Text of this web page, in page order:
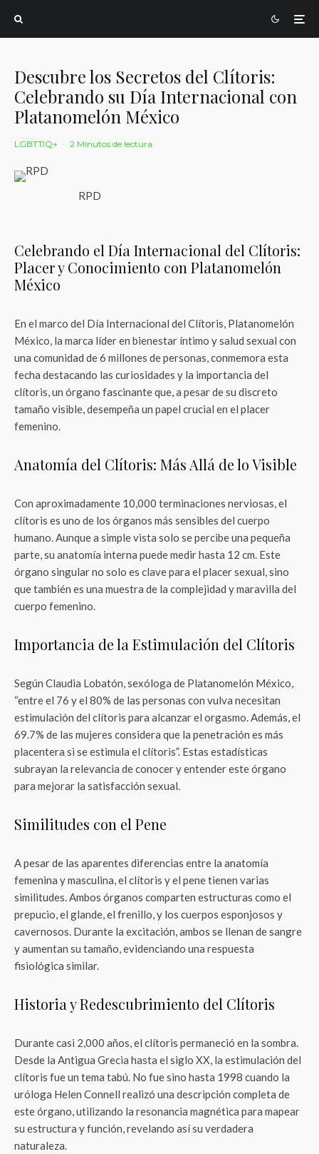
Descubre los Secretos del Clítoris:
Celebrando su Día Internacional con
Platanomelón México
LGBTTIQ+ · 2 Minutos de lectura
RPD
Celebrando el Día Internacional del Clítoris:
Placer y Conocimiento con Platanomelón
México
En el marco del Día Internacional del Clítoris, Platanomelón
México, la marca líder en bienestar íntimo y salud sexual con
una comunidad de 6 millones de personas, conmemora esta
fecha destacando las curiosidades y la importancia del
clítoris, un órgano fascinante que, a pesar de su discreto
tamaño visible, desempeña un papel crucial en el placer
femenino.
Anatomía del Clítoris: Más Allá de lo Visible
Con aproximadamente 10,000 terminaciones nerviosas, el
clítoris es uno de los órganos más sensibles del cuerpo
humano. Aunque a simple vista solo se percibe una pequeña
parte, su anatomía interna puede medir hasta 12 cm. Este
órgano singular no solo es clave para el placer sexual, sino
que también es una muestra de la complejidad y maravilla del
cuerpo femenino.
Importancia de la Estimulación del Clítoris
Según Claudia Lobatón, sexóloga de Platanomelón México,
“entre el 76 y el 80% de las personas con vulva necesitan
estimulación del clítoris para alcanzar el orgasmo. Además, el
69.7% de las mujeres considera que la penetración es más
placentera si se estimula el clítoris”. Estas estadísticas
subrayan la relevancia de conocer y entender este órgano
para mejorar la satisfacción sexual.
Similitudes con el Pene
A pesar de las aparentes diferencias entre la anatomía
femenina y masculina, el clítoris y el pene tienen varias
similitudes. Ambos órganos comparten estructuras como el
prepucio, el glande, el frenillo, y los cuerpos esponjosos y
cavernosos. Durante la excitación, ambos se llenan de sangre
y aumentan su tamaño, evidenciando una respuesta
fisiológica similar.
Historia y Redescubrimiento del Clítoris
Durante casi 2,000 años, el clítoris permaneció en la sombra.
Desde la Antigua Grecia hasta el siglo XX, la estimulación del
clítoris fue un tema tabú. No fue sino hasta 1998 cuando la
uróloga Helen Connell realizó una descripción completa de
este órgano, utilizando la resonancia magnética para mapear
su estructura y función, revelando así su verdadera
naturaleza.